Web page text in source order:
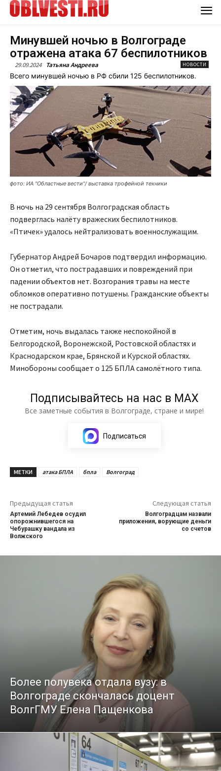
Минувшей ночью в Волгограде
отражена атака 67 беспилотников
29.09.2024 Татьяна Андреева НОВОСТИ
Всего минувшей ночью в РФ сбили 125 беспилотников.
фото: ИА "Областные вести"/ выставка трофейной техники
В ночь на 29 сентября Волгоградская область
подверглась налëту вражеских беспилотников.
«Птичек» удалось нейтрализовать военнослужащим.
Губернатор Андрей Бочаров подтвердил информацию.
Он отметил, что пострадавших и повреждений при
падении объектов нет. Возгорания травы на месте
обломков оперативно потушены. Гражданские объекты
не пострадали.
Отметим, ночь выдалась также неспокойной в
Белгородской, Воронежской, Ростовской областях и
Краснодарском крае, Брянской и Курской областях.
Минобороны сообщает о 125 БПЛА самолётного типа.
Подписывайтесь на нас в МАХ
Все заметные события в Волгограде, стране и мире!
Подписаться
МЕТКИ атака БПЛА бпла Волгоград
Предыдущая статья
Артемий Лебедев осудил
опорожнившегося на
Чебурашку вандала из
Волжского
Следующая статья
Волгоградцам назвали
приложения, ворующие деньги
со счетов
Более полувека отдала вузу: в
Волгограде скончалась доцент
ВолгГМУ Елена Пащенкова